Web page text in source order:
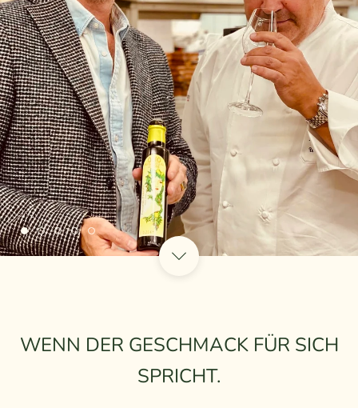
WENN DER GESCHMACK FÜR SICH
SPRICHT.